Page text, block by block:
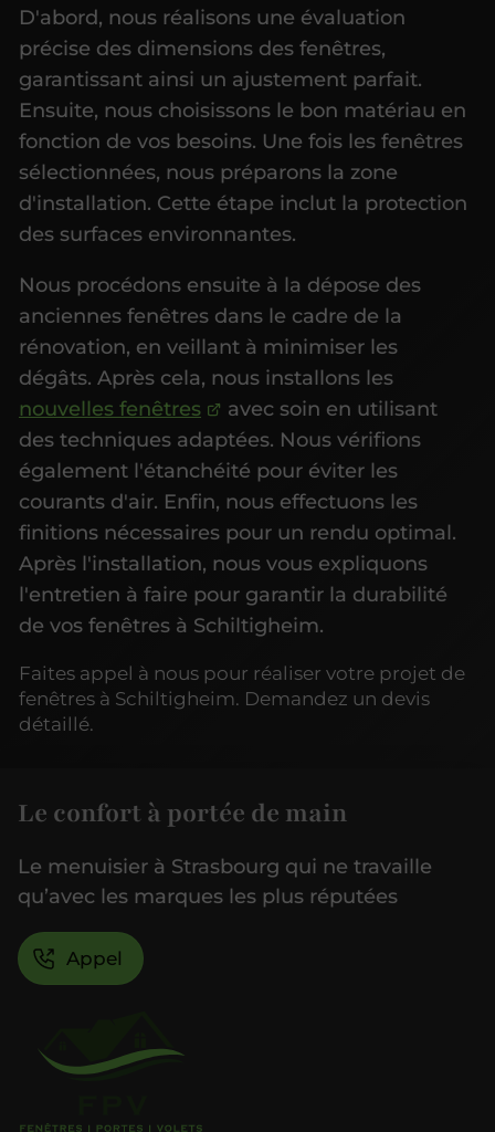
D'abord, nous réalisons une évaluation
précise des dimensions des fenêtres,
garantissant ainsi un ajustement parfait.
Ensuite, nous choisissons le bon matériau en
fonction de vos besoins. Une fois les fenêtres
sélectionnées, nous préparons la zone
d'installation. Cette étape inclut la protection
des surfaces environnantes.
Nous procédons ensuite à la dépose des
anciennes fenêtres dans le cadre de la
rénovation, en veillant à minimiser les
dégâts. Après cela, nous installons les
nouvelles fenêtres
avec soin en utilisant
des techniques adaptées. Nous vérifions
également l'étanchéité pour éviter les
courants d'air. Enfin, nous effectuons les
finitions nécessaires pour un rendu optimal.
Après l'installation, nous vous expliquons
l'entretien à faire pour garantir la durabilité
de vos fenêtres à Schiltigheim.
Faites appel à nous pour réaliser votre projet de
fenêtres à Schiltigheim. Demandez un devis
détaillé.
Le confort à portée de main
Le menuisier à Strasbourg qui ne travaille
qu’avec les marques les plus réputées
Appel